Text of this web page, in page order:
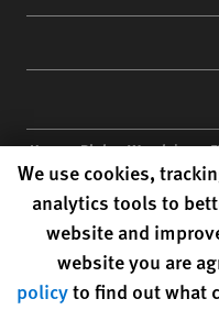
Human Rights Watch| 350
Human Rights Watch is a
Human
We use cookies,
analytics tools to
website and
website you are
policyto find out what